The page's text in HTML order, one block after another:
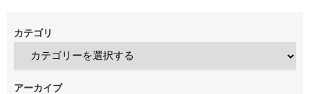
カテゴリ
アーカイブ